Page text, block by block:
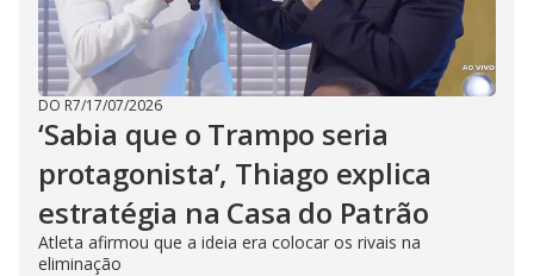
DO R7/17/07/2026
‘Sabia que o Trampo seria
protagonista’, Thiago explica
estratégia na Casa do Patrão
Atleta afirmou que a ideia era colocar os rivais na
eliminação